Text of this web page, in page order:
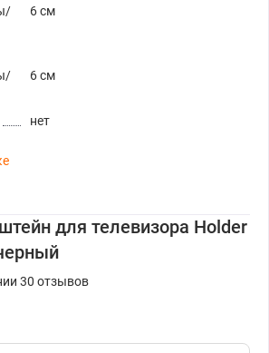
6 см
6 см
нет
для телевизора Holder
30 отзывов